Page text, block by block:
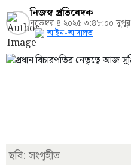
নিজস্ব প্রতিবেদক
নভেম্বর ৪ ২০২৫ ৩:৪৮:০০ দুপুর
আইন-আদালত
ছবি: সংগৃহীত